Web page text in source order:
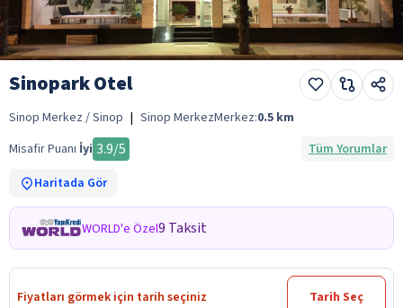
Sinopark Otel
Sinop Merkez / Sinop | Sinop MerkezMerkez:0.5 km
Misafir Puanı İyi 3.9/5
Tüm Yorumlar
Haritada Gör
WORLD'e Özel9 Taksit
Fiyatları görmek için tarih seçiniz Tarih Seç